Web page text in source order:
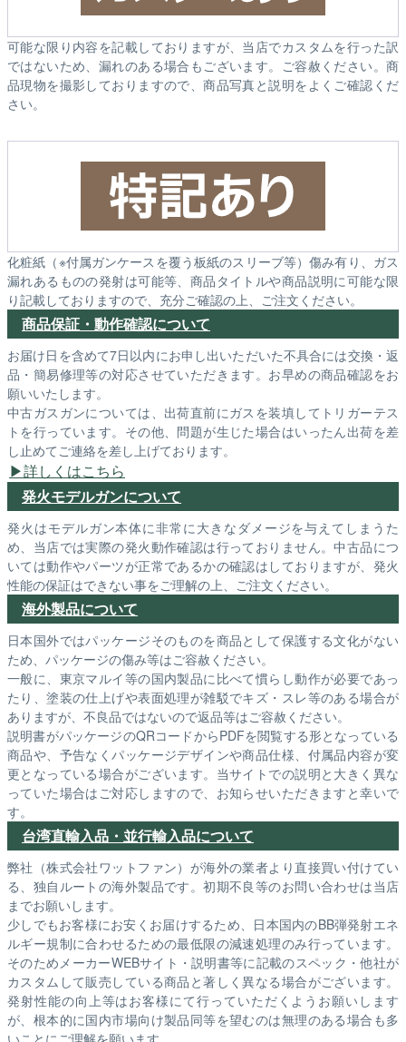
可能な限り内容を記載しておりますが、当店でカスタムを行った訳
ではないため、漏れのある場合もございます。ご容赦ください。商
品現物を撮影しておりますので、商品写真と説明をよくご確認くだ
さい。
化粧紙（※付属ガンケースを覆う板紙のスリーブ等）傷み有り、ガス
漏れあるものの発射は可能等、商品タイトルや商品説明に可能な限
り記載しておりますので、充分ご確認の上、ご注文ください。
商品保証・動作確認について
お届け日を含めて7日以内にお申し出いただいた不具合には交換・返
品・簡易修理等の対応させていただきます。お早めの商品確認をお
願いいたします。
中古ガスガンについては、出荷直前にガスを装填してトリガーテス
トを行っています。その他、問題が生じた場合はいったん出荷を差
し止めてご連絡を差し上げております。
詳しくはこちら
発火モデルガンについて
発火はモデルガン本体に非常に大きなダメージを与えてしまうた
め、当店では実際の発火動作確認は行っておりません。中古品につ
いては動作やパーツが正常であるかの確認はしておりますが、発火
性能の保証はできない事をご理解の上、ご注文ください。
海外製品について
日本国外ではパッケージそのものを商品として保護する文化がない
ため、パッケージの傷み等はご容赦ください。
一般に、東京マルイ等の国内製品に比べて慣らし動作が必要であっ
たり、塗装の仕上げや表面処理が雑駁でキズ・スレ等のある場合が
ありますが、不良品ではないので返品等はご容赦ください。
説明書がパッケージのQRコードからPDFを閲覧する形となっている
商品や、予告なくパッケージデザインや商品仕様、付属品内容が変
更となっている場合がございます。当サイトでの説明と大きく異な
っていた場合はご対応しますので、お知らせいただきますと幸いで
す。
台湾直輸入品・並行輸入品について
弊社（株式会社ワットファン）が海外の業者より直接買い付けてい
る、独自ルートの海外製品です。初期不良等のお問い合わせは当店
までお願いします。
少しでもお客様にお安くお届けするため、日本国内のBB弾発射エネ
ルギー規制に合わせるための最低限の減速処理のみ行っています。
そのためメーカーWEBサイト・説明書等に記載のスペック・他社が
カスタムして販売している商品と著しく異なる場合がございます。
発射性能の向上等はお客様にて行っていただくようお願いします
が、根本的に国内市場向け製品同等を望むのは無理のある場合も多
いことにご理解を願います。